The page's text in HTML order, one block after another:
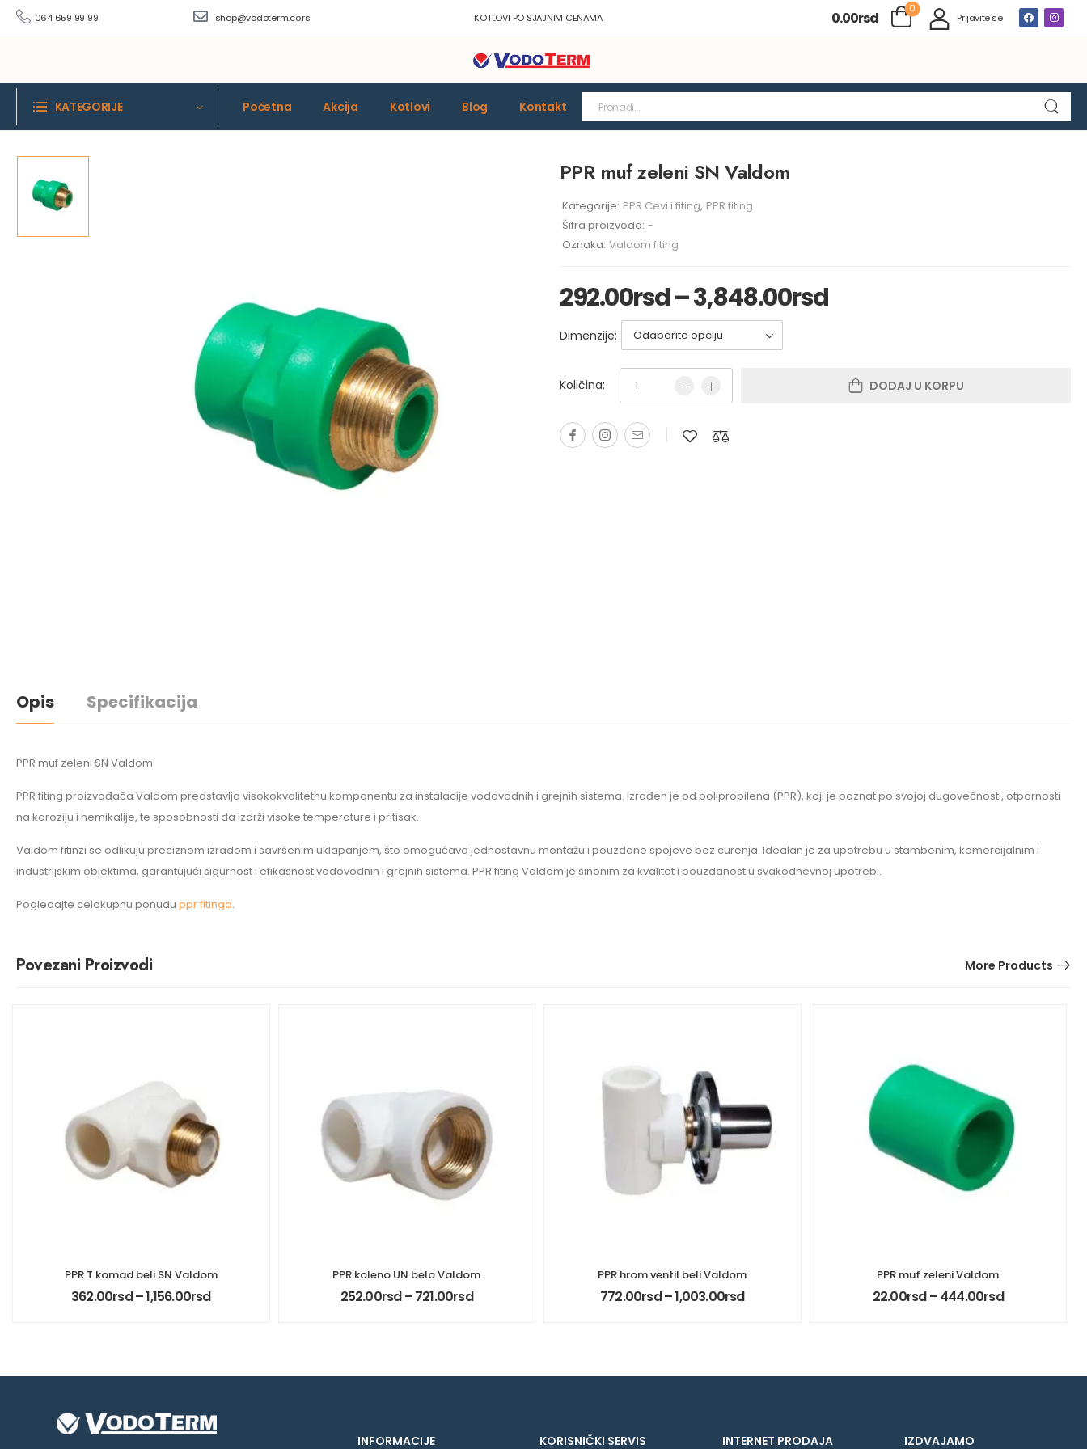
064 659 99 99 shop@vodoterm.co.rs KOTLOVI PO SJAJNIM CENAMA 0.00rsd
0
Prijavite se
KATEGORIJE Početna Akcija Kotlovi Blog Kontakt
PPR muf zeleni SN Valdom
Kategorije: PPR Cevi i fiting, PPR fiting
Šifra proizvoda: -
Oznaka: Valdom fiting
292.00rsd–3,848.00rsd
Dimenzije:
Količina: DODAJ U KORPU
Opis Specifikacija
PPR muf zeleni SN Valdom
PPR fiting proizvođača Valdom predstavlja visokokvalitetnu komponentu za instalacije vodovodnih i grejnih sistema. Izrađen je od polipropilena (PPR), koji je poznat po svojoj dugovečnosti, otpornosti
na koroziju i hemikalije, te sposobnosti da izdrži visoke temperature i pritisak.
Valdom fitinzi se odlikuju preciznom izradom i savršenim uklapanjem, što omogućava jednostavnu montažu i pouzdane spojeve bez curenja. Idealan je za upotrebu u stambenim, komercijalnim i
industrijskim objektima, garantujući sigurnost i efikasnost vodovodnih i grejnih sistema. PPR fiting Valdom je sinonim za kvalitet i pouzdanost u svakodnevnoj upotrebi.
Pogledajte celokupnu ponudu ppr fitinga.
Povezani Proizvodi More Products
PPR T komad beli SN Valdom
362.00rsd–1,156.00rsd
PPR koleno UN belo Valdom
252.00rsd–721.00rsd
PPR hrom ventil beli Valdom
772.00rsd–1,003.00rsd
PPR muf zeleni Valdom
22.00rsd –444.00rsd
INFORMACIJE KORISNIČKI SERVIS INTERNET PRODAJA IZDVAJAMO